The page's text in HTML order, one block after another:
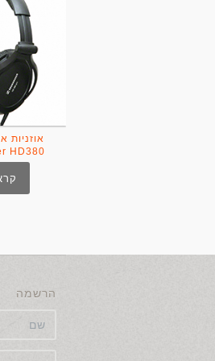
אוזניות
HD380
הרשמה